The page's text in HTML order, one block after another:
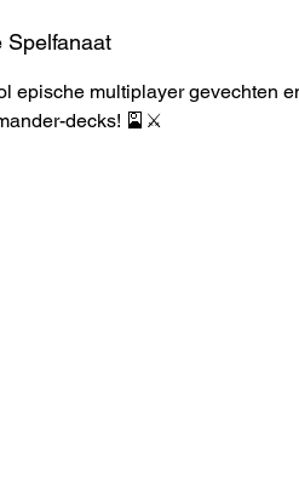
Spelfanaat
epische multiplayer gevechten
decks! 🎴⚔️